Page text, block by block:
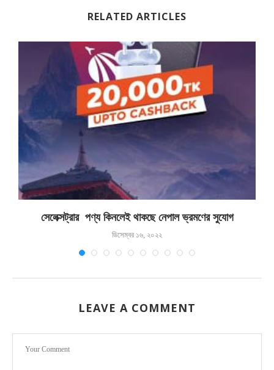
RELATED ARTICLES
সেলেক্সট্রার পণ্য কিনলেই থাকছে নেপাল ভ্রমণের সুযোগ
ডিসেম্বর ১৬, ২০২২
LEAVE A COMMENT